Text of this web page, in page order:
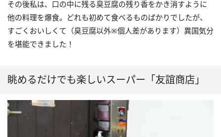
その後私は、口の中に残る臭豆腐の残り香をかき消すように
他の料理を爆食。どれも初めて食べるものばかりでしたが、
すごくおいしくて（臭豆腐以外※個人差があります）異国気分
を堪能できました！
眺めるだけでも楽しいスーパー「友誼商店」